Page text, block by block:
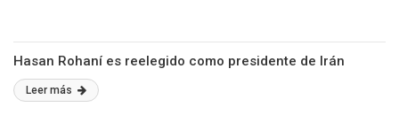
Hasan Rohaní es reelegido como presidente de Irán
Leer más